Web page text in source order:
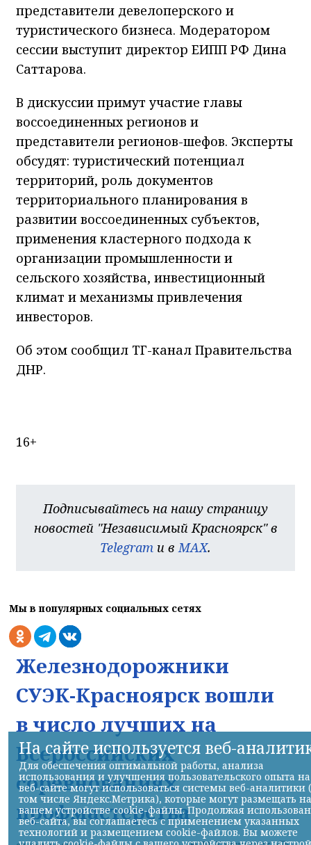
представители девелоперского и
туристического бизнеса. Модератором
сессии выступит директор ЕИПП РФ Дина
Саттарова.
В дискуссии примут участие главы
воссоединенных регионов и
представители регионов-шефов. Эксперты
обсудят: туристический потенциал
территорий, роль документов
территориального планирования в
развитии воссоединенных субъектов,
применения кластерного подхода к
организации промышленности и
сельского хозяйства, инвестиционный
климат и механизмы привлечения
инвесторов.
Об этом сообщил ТГ-канал Правительства
ДНР.
16+
Подписывайтесь на нашу страницу
новостей "Независимый Красноярск" в
Telegram и вMAX.
Мы в популярных социальных сетях
Железнодорожники
СУЭК-Красноярск вошли
в число лучших на
Всероссийских
соревнованиях
профмастерства
На сайте используется веб-
Для обеспечения оптимальной работы, анализа
использования и улучшения пользовательского опыта на
веб-сайте могут использоваться системы веб-аналитики
том числе Яндекс.Метрика), которые могут размещать на
вашем устройстве cookie-файлы. Продолжая
веб-сайта, вы соглашаетесь с применением указанных
технологий и размещением cookie-файлов. Вы можете